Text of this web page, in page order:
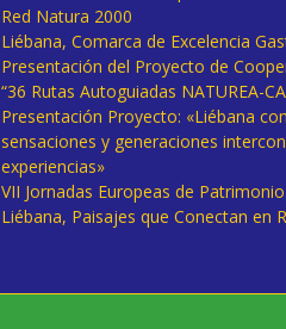
Red Natura 2000
Liébana, Comarca de Excelencia
Presentación del Proyecto de
“36 Rutas Autoguiadas NATUREA-
Presentación Proyecto: «Liébana
sensaciones y generaciones
experiencias»
VII Jornadas Europeas de
Liébana, Paisajes que Conectan en